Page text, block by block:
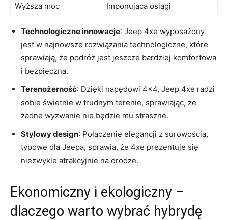
Wyższa moc
Imponująca ‌osiągi
Technologiczne innowacje:​ Jeep 4xe wyposażony
jest w najnowsze rozwiązania technologiczne, które
sprawiają, że podróż jest ⁣jeszcze bardziej komfortowa
‍i bezpieczna.
Terenożerność: Dzięki⁤ napędowi 4×4, Jeep 4xe radzi
sobie świetnie w trudnym terenie, sprawiając, że
żadne wyzwanie​ nie ⁣będzie mu⁣ straszne.
Stylowy design: Połączenie ⁤elegancji z surowością,⁤
typowe dla Jeepa, sprawia,⁤ że⁢ 4xe prezentuje ⁢się
niezwykle atrakcyjnie na drodze.
Ekonomiczny i ekologiczny –‍
dlaczego warto ‌wybrać‌ hybrydę⁣